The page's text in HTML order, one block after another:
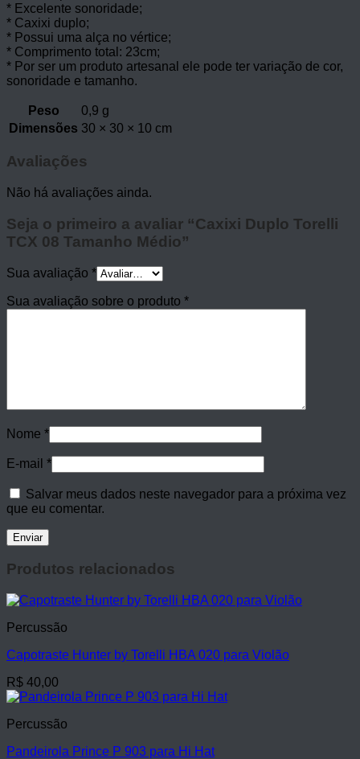
* Excelente sonoridade;
* Caxixi duplo;
* Possui uma alça no vértice;
* Comprimento total: 23cm;
* Por ser um produto artesanal ele pode ter variação de cor,
sonoridade e tamanho.
Peso
0,9 g
Dimensões 30 × 30 × 10 cm
Avaliações
Não há avaliações ainda.
Seja o primeiro a avaliar “Caxixi Duplo Torelli
TCX 08 Tamanho Médio”
Sua avaliação *
Sua avaliação sobre o produto *
Nome *
E-mail *
Salvar meus dados neste navegador para a próxima vez
que eu comentar.
Produtos relacionados
Percussão
Capotraste Hunter by Torelli HBA 020 para Violão
R$ 40,00
Percussão
Pandeirola Prince P 903 para Hi Hat